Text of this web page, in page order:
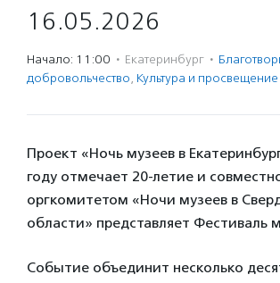
16.05.2026
Начало: 11:00 · Екатеринбург ·
доброволь­чест­во, Культура и просвещение
Проект «Ночь музеев в
году отмечает 20-летие и
оргкомитетом «Ночи музеев в
области» представляет Фестиваль
Событие объединит несколько